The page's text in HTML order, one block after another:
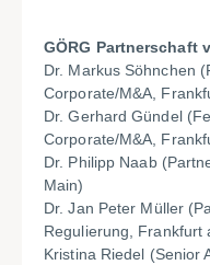
GÖRG Partnerschaft
Dr. Markus Söhnchen
Corporate/M&A,
Dr. Gerhard Gündel
Corporate/M&A,
Dr. Philipp Naab
Main)
Dr. Jan Peter Müller
Regulierung, Frankfurt
Kristina Riedel (Senior